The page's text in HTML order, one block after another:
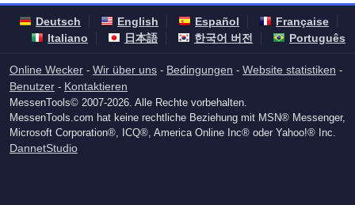
Deutsch English Español
Française
Italiano
日本語 한국어 버전 Português
Online Wecker - Wir über uns - Bedingungen - Website statistiken -
Benutzer - Kontaktieren
MessenTools© 2007-2026. Alle Rechte vorbehalten.
MessenTools.com hat keine rechtliche Beziehung mit MSN® Messenger,
Microsoft Corporation®, ICQ®, America Online Inc® oder Yahoo!® Inc.
DannetStudio